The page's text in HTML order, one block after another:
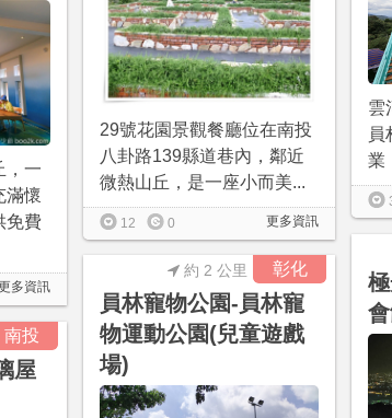
，一
滿懷
免費
多資訊
29號花園景觀餐廳位在南投
八卦路139縣道巷內，鄰近
微熱山丘，是一座小而美...
更多資訊
12 0
雲
員
業
彰化
員林寵物公園-員林寵
物運動公園(兒童遊戲
場)
約 2 公里
南投
屋